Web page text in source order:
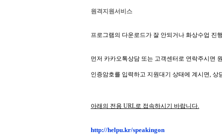
원격지원서비스
프로그램의 다운로드가 잘 안되거나 화상수업 진
먼저 카카오톡상담 또는 고객센터로 연락주시면
인증암호를 입력하고 지원대기 상태에 계시면, 상
아래의 전용 URL로 접속하시기 바랍니다.
http://helpu.kr/speakingon